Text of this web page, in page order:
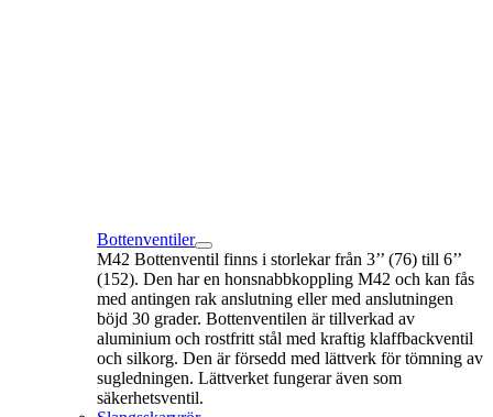
Bottenventiler
M42 Bottenventil finns i storlekar från 3’’ (76) till 6’’
(152). Den har en honsnabbkoppling M42 och kan fås
med antingen rak anslutning eller med anslutningen
böjd 30 grader. Bottenventilen är tillverkad av
aluminium och rostfritt stål med kraftig klaffbackventil
och silkorg. Den är försedd med lättverk för tömning av
sugledningen. Lättverket fungerar även som
säkerhetsventil.